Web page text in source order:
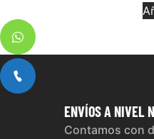
ENVÍOSA NIVEL
Contamos con